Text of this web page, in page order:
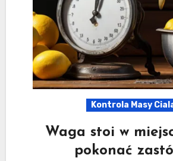
Kontrola Masy
Waga stoi w
pokonać